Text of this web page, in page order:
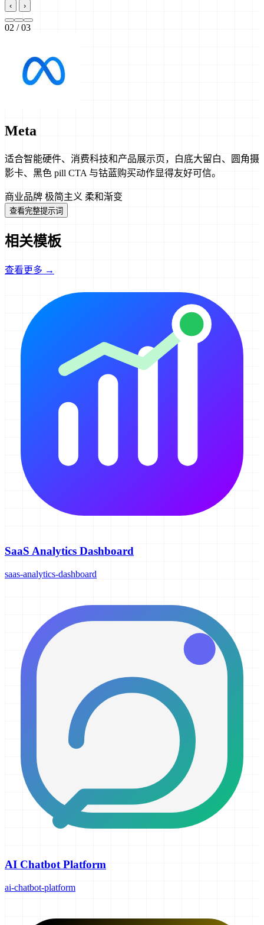
‹ ›
03 / 03
Meta
适合智能硬件、消费科技和产品展示页，白底大留白、圆角摄
影卡、黑色 pill CTA 与钴蓝购买动作显得友好可信。
商业品牌 极简主义 柔和渐变
查看完整提示词
相关模板
查看更多 →
SaaS Analytics Dashboard
saas-analytics-dashboard
AI Chatbot Platform
ai-chatbot-platform